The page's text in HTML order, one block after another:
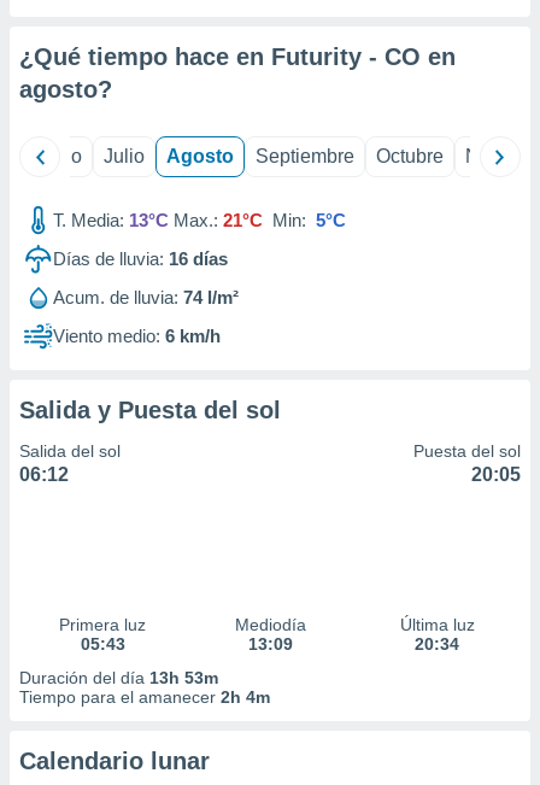
e
mediante
publicidad
publicidad
de
1199
¿Qué tiempo hace en Futurity - CO en
agosto?
Junio Julio Agosto Septiembre Octubre
T. Media: 13°C Max.: 21°C Min: 5°C
Días de lluvia: 16 días
Acum. de lluvia: 74 l/m²
Viento medio: 6 km/h
Salida y Puesta del sol
Salida del sol
06:12
Puesta del sol
20:05
Primera luz
05:43
Mediodía
13:09
Última luz
20:34
Duración del día 13h 53m
Tiempo para el amanecer 2h 4m
Calendario lunar